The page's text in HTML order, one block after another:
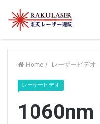
Home / レーザービデオ
レーザービデオ
1060nm